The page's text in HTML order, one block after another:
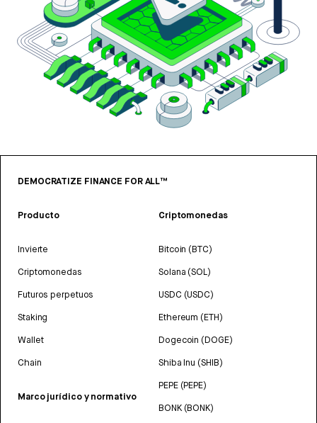
DEMOCRATIZE FINANCE FOR ALL™
Producto
Invierte
Criptomonedas
Futuros perpetuos
Staking
Wallet
Chain
Marco jurídico y normativo
Criptomonedas
Bitcoin (BTC)
Solana (SOL)
USDC (USDC)
Ethereum (ETH)
Dogecoin (DOGE)
Shiba Inu (SHIB)
PEPE (PEPE)
BONK (BONK)